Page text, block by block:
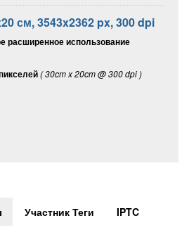
см, 3543x2362 px, 300 dpi
расширенное использование
( 30cm x 20cm @ 300 dpi )
Участник Теги
IPTC